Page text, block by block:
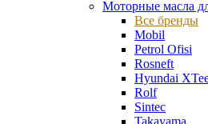
Моторные масла
Все бренды
Mobil
Petrol Ofisi
Rosneft
Hyundai
Rolf
Sintec
Takayama